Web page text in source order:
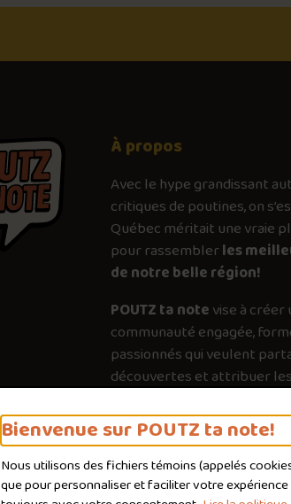
Bienvenue sur POUTZ ta note!
Nous utilisons des fichiers témoins (appelés
que pour personnaliser et faciliter votre
À propos
Avec lehypegrandissant
critiques de poutines, on
Québec méritait une vraie
pour rassemblerles
de notre belle région!
POUTZ ta notevise à créer
communauté engagée,
passionnés qui veulent
découvertes et attribuer
importance pour guider les
poutines qui valent